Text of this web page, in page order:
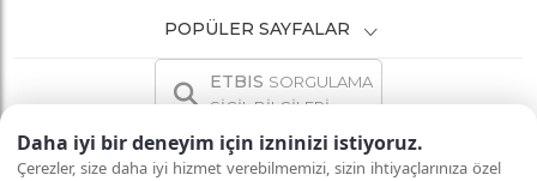
Daha iyi bir deneyim için izninizi istiyoruz.
Çerezler, size daha iyi hizmet verebilmemizi, sizin ihtiyaçlarınıza özel
POPÜLER SAYFALAR
ETBIS SORGULAMA
SİCİL BİLGİLERİ